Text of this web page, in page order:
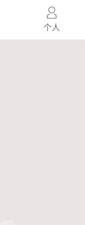
个人